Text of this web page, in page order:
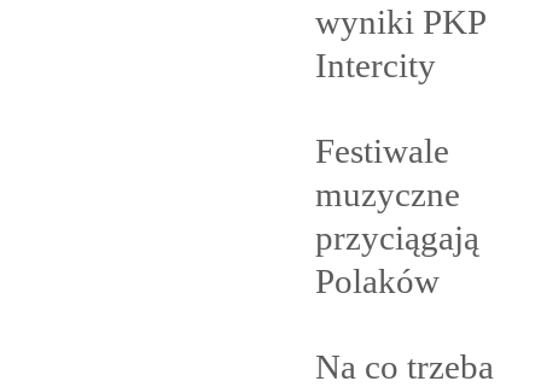
wyniki PKP
Intercity
Festiwale
muzyczne
przyciągają
Polaków
Na co trzeba